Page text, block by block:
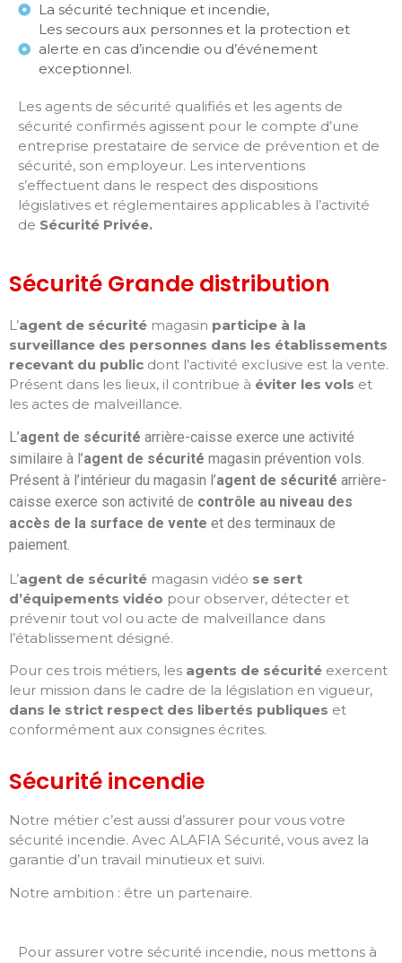
La sécurité technique et incendie,
Les secours aux personnes et la protection et
alerte en cas d’incendie ou d’événement
exceptionnel.
Les agents de sécurité qualifiés et les agents de
sécurité confirmés agissent pour le compte d’une
entreprise prestataire de service de prévention et de
sécurité, son employeur. Les interventions
s’effectuent dans le respect des dispositions
législatives et réglementaires applicables à l’activité
de Sécurité Privée.
Sécurité Grande distribution
L’agent de sécurité magasin participe à la
surveillance des personnes dans les établissements
recevant du public dont l’activité exclusive est la vente.
Présent dans les lieux, il contribue à éviter les vols et
les actes de malveillance.
L’agent de sécurité arrière-caisse exerce une activité
similaire à l’agent de sécurité magasin prévention vols.
Présent à l’intérieur du magasin l’agent de sécurité arrière-
caisse exerce son activité de contrôle au niveau des
accès de la surface de vente et des terminaux de
paiement.
L’agent de sécurité magasin vidéo se sert
d’équipements vidéo pour observer, détecter et
prévenir tout vol ou acte de malveillance dans
l’établissement désigné.
Pour ces trois métiers, les agents de sécurité exercent
leur mission dans le cadre de la législation en vigueur,
dans le strict respect des libertés publiques et
conformément aux consignes écrites.
Sécurité incendie
Notre métier c’est aussi d’assurer pour vous votre
sécurité incendie. Avec ALAFIA Sécurité, vous avez la
garantie d’un travail minutieux et suivi.
Notre ambition : être un partenaire.
Pour assurer votre sécurité incendie, nous mettons à